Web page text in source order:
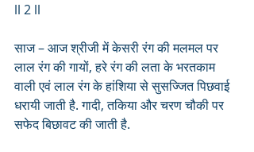
ll 2 ll
साज – आज श्रीजी में केसरी रंग की मलमल पर
लाल रंग की गायों, हरे रंग की लता के भरतकाम
वाली एवं लाल रंग के हांशिया से सुसज्जित पिछवाई
धरायी जाती है. गादी, तकिया और चरण चौकी पर
सफेद बिछावट की जाती है.